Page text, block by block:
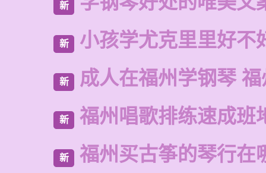
新
新 小孩学尤克里里好不
新 成人在福州学钢琴
新 福州唱歌排练速成班
新 福州买古筝的琴行在